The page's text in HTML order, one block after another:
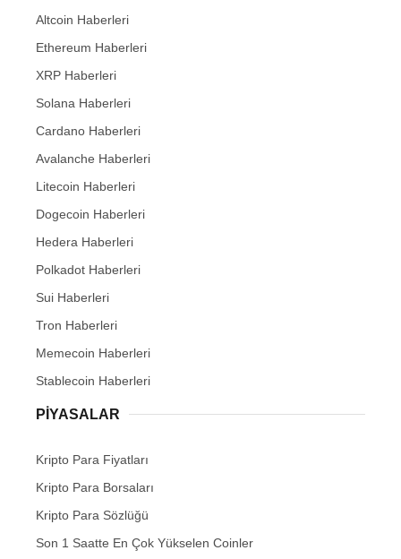
Altcoin Haberleri
Ethereum Haberleri
XRP Haberleri
Solana Haberleri
Cardano Haberleri
Avalanche Haberleri
Litecoin Haberleri
Dogecoin Haberleri
Hedera Haberleri
Polkadot Haberleri
Sui Haberleri
Tron Haberleri
Memecoin Haberleri
Stablecoin Haberleri
PIYASALAR
Kripto Para Fiyatları
Kripto Para Borsaları
Kripto Para Sözlüğü
Son 1 Saatte En Çok Yükselen Coinler